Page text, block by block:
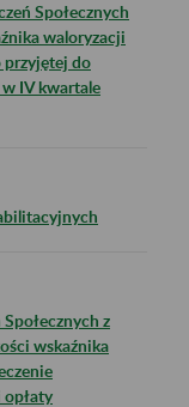
Społecznych
waloryzacji
przyjętej do
IV kwartale
z
wskaźnika
opłaty